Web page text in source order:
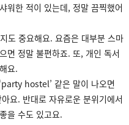
워한 적이 있는데, 정말 끔찍했어
도 중요해요. 요즘은 대부분 스마
면 정말 불편하죠. 또, 개인 독서
요.
hostel’ 같은 말이 나오면
요. 반대로 자유로운 분위기에서
을 수도 있고요.